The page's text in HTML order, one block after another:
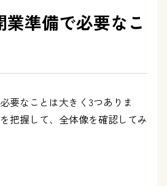
業準備で必要なこ
要なことは大きく3つありま
把握して、全体像を確認してみ